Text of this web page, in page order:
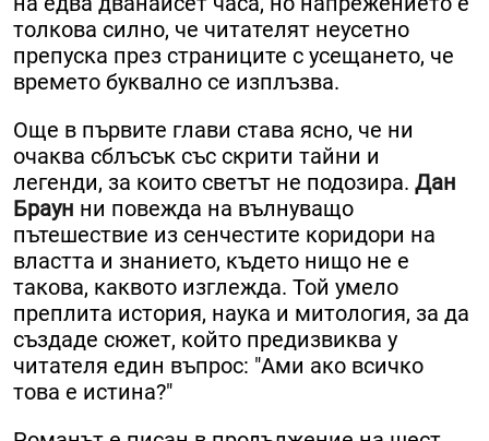
толкова силно, че читателят неусетно
препуска през страниците с усещането, че
времето буквално се изплъзва.
Още в първите глави става ясно, че ни
очаква сблъсък със скрити тайни и
легенди, за които светът не подозира. Дан
Браун ни повежда на вълнуващо
пътешествие из сенчестите коридори на
властта и знанието, където нищо не е
такова, каквото изглежда. Той умело
преплита история, наука и митология, за да
създаде сюжет, който предизвиква у
читателя един въпрос: "Ами ако всичко
това е истина?"